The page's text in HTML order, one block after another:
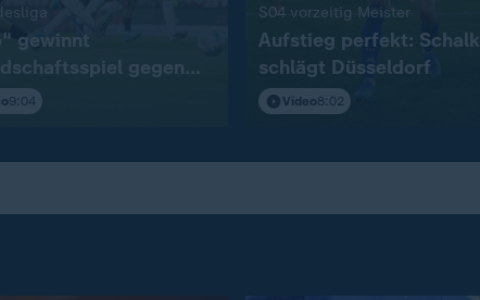
gewinnt
gegen
9:04
S04 vorzeitig Meister:
Aufstieg perfekt:
schlägt Düsseldorf
Video8:02